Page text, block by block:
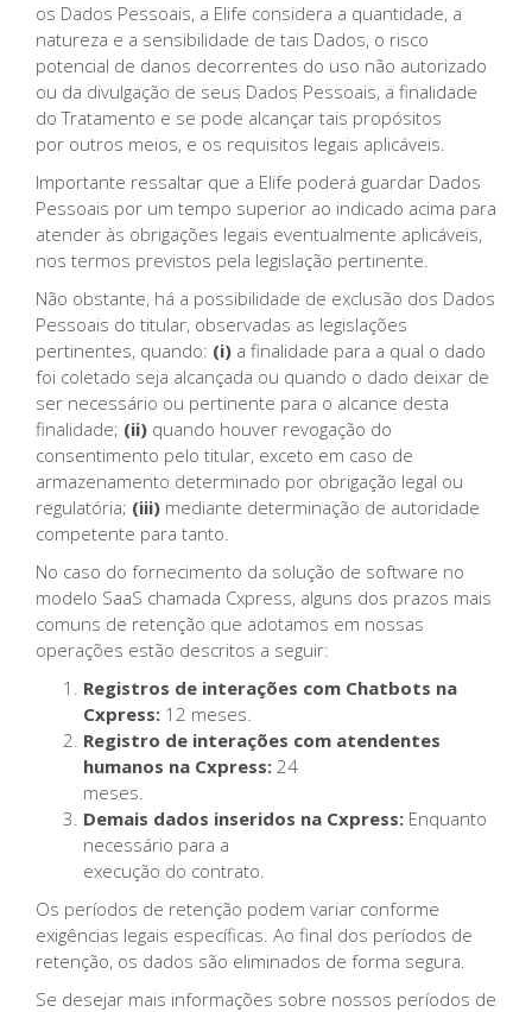
os Dados Pessoais, a Elife considera a quantidade, a
natureza e a sensibilidade de tais Dados, o risco
potencial de danos decorrentes do uso não autorizado
ou da divulgação de seus Dados Pessoais, a finalidade
do Tratamento e se pode alcançar tais propósitos
por outros meios, e os requisitos legais aplicáveis.
Importante ressaltar que a Elife poderá guardar Dados
Pessoais por um tempo superior ao indicado acima para
atender às obrigações legais eventualmente aplicáveis,
nos termos previstos pela legislação pertinente.
Não obstante, há a possibilidade de exclusão dos Dados
Pessoais do titular, observadas as legislações
pertinentes, quando: (i) a finalidade para a qual o dado
foi coletado seja alcançada ou quando o dado deixar de
ser necessário ou pertinente para o alcance desta
finalidade; (ii) quando houver revogação do
consentimento pelo titular, exceto em caso de
armazenamento determinado por obrigação legal ou
regulatória; (iii) mediante determinação de autoridade
competente para tanto.
No caso do fornecimento da solução de software no
modelo SaaS chamada Cxpress, alguns dos prazos mais
comuns de retenção que adotamos em nossas
operações estão descritos a seguir:
Registros de interações com Chatbots na
Cxpress: 12 meses.
Registro de interações com atendentes
humanos na Cxpress: 24
meses.
Demais dados inseridos na Cxpress: Enquanto
necessário para a
execução do contrato.
Os períodos de retenção podem variar conforme
exigências legais específicas. Ao final dos períodos de
retenção, os dados são eliminados de forma segura.
Se desejar mais informações sobre nossos períodos de